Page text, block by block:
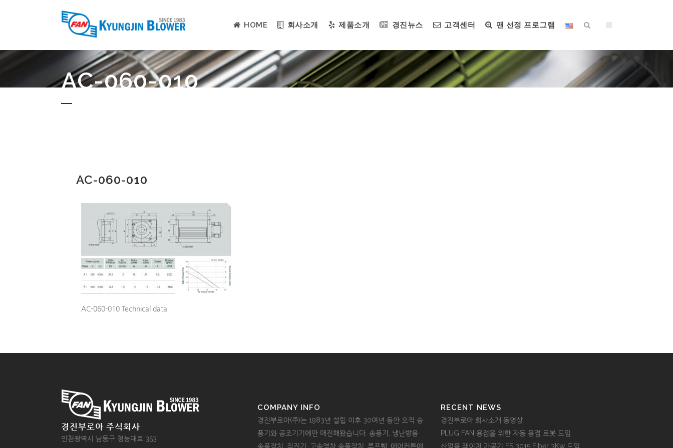
HOME 회사소개 제품소개 경진뉴스 고객센터 팬 선정 프로그램
AC-060-010
AC-060-010
AC-060-010 Technical data
경진부로아 주식회사
인천광역시 남동구 청능대로 353
COMPANY INFO
경진부로아(주)는 1983년 설립 이후 30여년 동안 오직 송
풍기와 공조기기에만 매진해왔습니다. 송풍기, 냉난방용
송풍장치, 집진기, 고속열차 송풍장치, 루프휀, 에어커튼에
RECENT NEWS
경진부로아 회사소개 동영상
PLUG FAN 용접을 위한 자동 용접 로봇 도입
산업용 레이저 가공기 FS 3015 Fiber 3Kw 도입